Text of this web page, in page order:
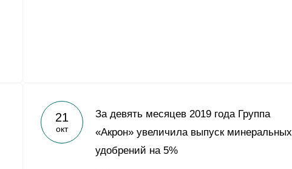
21
окт
За девять месяцев 2019 года Группа
«Акрон» увеличила выпуск минеральных
удобрений на 5%